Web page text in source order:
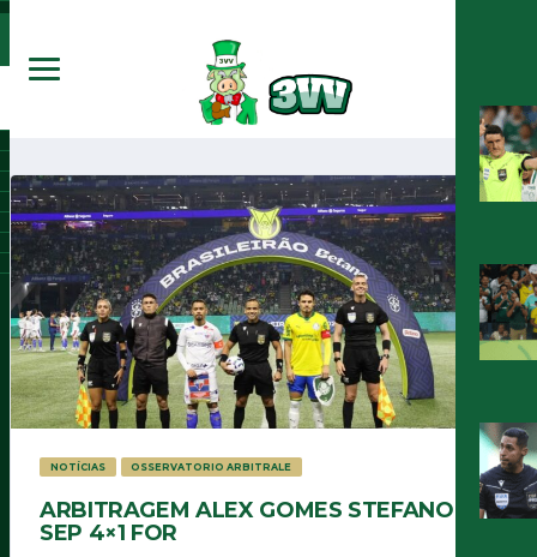
NOTÍCIAS OSSERVATORIO ARBITRALE
ARBITRAGEM ALEX GOMES STEFANO EM
SEP 4×1 FOR